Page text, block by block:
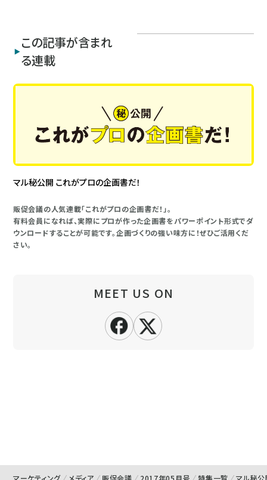
この記事が含まれ
る連載
マル秘公開 これがプロの企画書だ！
販促会議の人気連載「これがプロの企画書だ！」。
有料会員になれば、実際にプロが作った企画書をパワーポイント形式でダ
ウンロードすることが可能です。企画づくりの強い味方に！ぜひご活用くだ
さい。
MEET US ON